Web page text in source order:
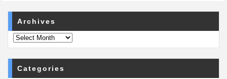
Archives
Categories